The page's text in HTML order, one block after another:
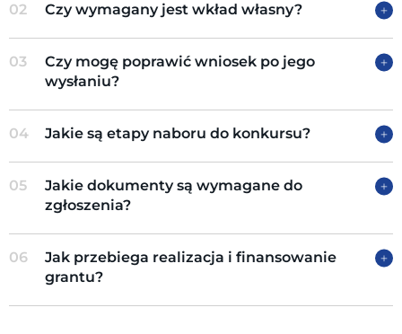
02 Czy wymagany jest wkład własny?
03
Czy mogę poprawić wniosek po jego
wysłaniu?
04 Jakie są etapy naboru do konkursu?
05
Jakie dokumenty są wymagane do
zgłoszenia?
06
Jak przebiega realizacja i finansowanie
grantu?